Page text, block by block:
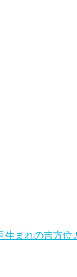
生まれの吉方